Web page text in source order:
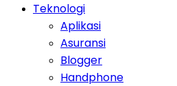
Teknologi
Aplikasi
Asuransi
Blogger
Handphone